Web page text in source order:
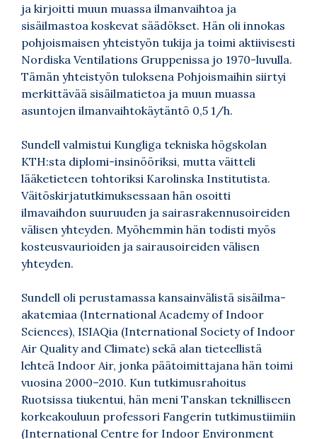
ja kirjoitti muun muassa ilmanvaihtoa ja
sisäilmastoa koskevat säädökset. Hän oli innokas
pohjoismaisen yhteistyön tukija ja toimi aktiivisesti
Nordiska Ventilations Gruppenissa jo 1970-luvulla.
Tämän yhteistyön tuloksena Pohjoismaihin siirtyi
merkittävää sisäilmatietoa ja muun muassa
asuntojen ilmanvaihtokäytäntö 0,5 1/h.
Sundell valmistui Kungliga tekniska högskolan
KTH:sta diplomi-insinööriksi, mutta väitteli
lääketieteen tohtoriksi Karolinska Institutista.
Väitöskirjatutkimuksessaan hän osoitti
ilmavaihdon suuruuden ja sairasrakennusoireiden
välisen yhteyden. Myöhemmin hän todisti myös
kosteusvaurioiden ja sairausoireiden välisen
yhteyden.
Sundell oli perustamassa kansainvälistä sisäilma-
akatemiaa (International Academy of Indoor
Sciences), ISIAQia (International Society of Indoor
Air Quality and Climate) sekä alan tieteellistä
lehteä Indoor Air, jonka päätoimittajana hän toimi
vuosina 2000–2010. Kun tutkimusrahoitus
Ruotsissa tiukentui, hän meni Tanskan teknilliseen
korkeakouluun professori Fangerin tutkimustiimiin
(International Centre for Indoor Environment